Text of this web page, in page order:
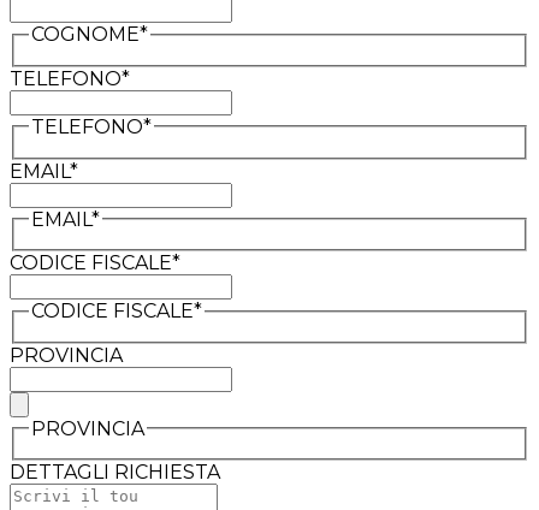
COGNOME*
TELEFONO*
TELEFONO*
EMAIL*
EMAIL*
CODICE FISCALE*
CODICE FISCALE*
PROVINCIA
PROVINCIA
DETTAGLI RICHIESTA